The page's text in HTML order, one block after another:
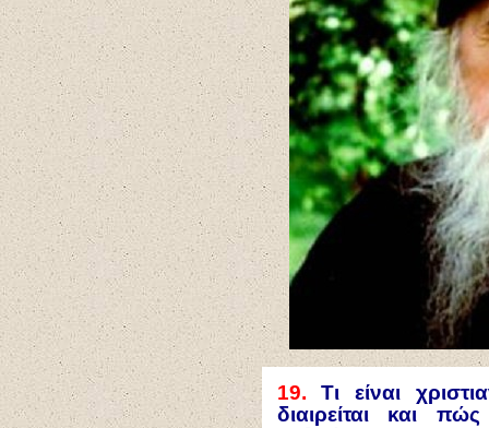
19.Τι είναι
διαιρείται και